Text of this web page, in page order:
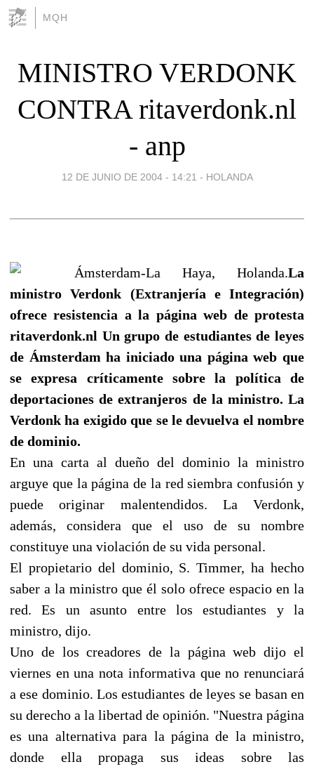
MQH
MINISTRO VERDONK
CONTRA ritaverdonk.nl
- anp
12 DE JUNIO DE 2004 - 14:21 - HOLANDA
Ámsterdam-La Haya, Holanda.La
ministro Verdonk (Extranjería e Integración)
ofrece resistencia a la página web de protesta
ritaverdonk.nl Un grupo de estudiantes de leyes
de Ámsterdam ha iniciado una página web que
se expresa críticamente sobre la política de
deportaciones de extranjeros de la ministro. La
Verdonk ha exigido que se le devuelva el nombre
de dominio.
En una carta al dueño del dominio la ministro
arguye que la página de la red siembra confusión y
puede originar malentendidos. La Verdonk,
además, considera que el uso de su nombre
constituye una violación de su vida personal.
El propietario del dominio, S. Timmer, ha hecho
saber a la ministro que él solo ofrece espacio en la
red. Es un asunto entre los estudiantes y la
ministro, dijo.
Uno de los creadores de la página web dijo el
viernes en una nota informativa que no renunciará
a ese dominio. Los estudiantes de leyes se basan en
su derecho a la libertad de opinión. "Nuestra página
es una alternativa para la página de la ministro,
donde ella propaga sus ideas sobre las